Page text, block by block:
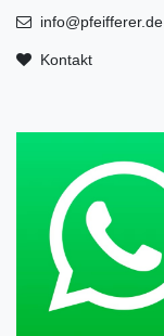
info@pfeifferer.de
Kontakt